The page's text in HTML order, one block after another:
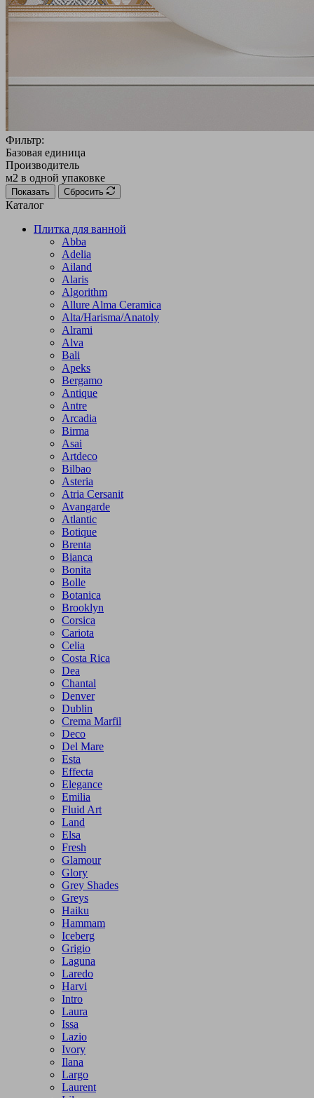
Фильтр:
Базовая единица
Производитель
м2 в одной упаковке
Показать Сбросить
Каталог
Плитка для ванной
Abba
Adelia
Ailand
Alaris
Algorithm
Allure Alma Ceramica
Alta/Harisma/Anatoly
Alrami
Alva
Bali
Apeks
Bergamo
Antique
Antre
Arcadia
Birma
Asai
Artdeco
Bilbao
Asteria
Atria Cersanit
Avangarde
Atlantic
Botique
Brenta
Bianca
Bonita
Bolle
Botanica
Brooklyn
Corsica
Cariota
Celia
Costa Rica
Dea
Chantal
Denver
Dublin
Crema Marfil
Deco
Del Mare
Esta
Effecta
Elegance
Emilia
Fluid Art
Land
Elsa
Fresh
Glamour
Glory
Grey Shades
Greys
Haiku
Hammam
Iceberg
Grigio
Laguna
Laredo
Harvi
Intro
Laura
Issa
Lazio
Ivory
Ilana
Largo
Laurent